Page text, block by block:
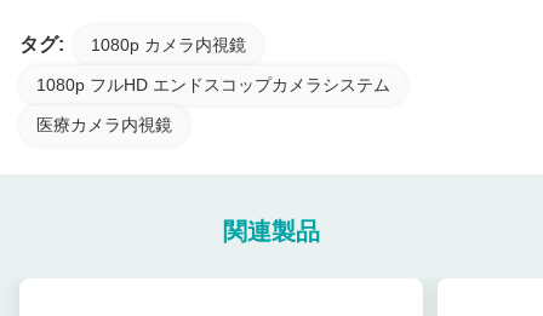
タグ: 1080p カメラ内視鏡
1080p フルHD エンドスコップカメラシステム
医療カメラ内視鏡
関連製品